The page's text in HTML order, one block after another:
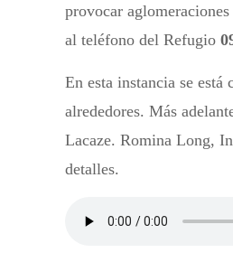
provocar
al teléfono del Refugio
En esta instancia se
alrededores. Más
Lacaze. Romina Long,
detalles.